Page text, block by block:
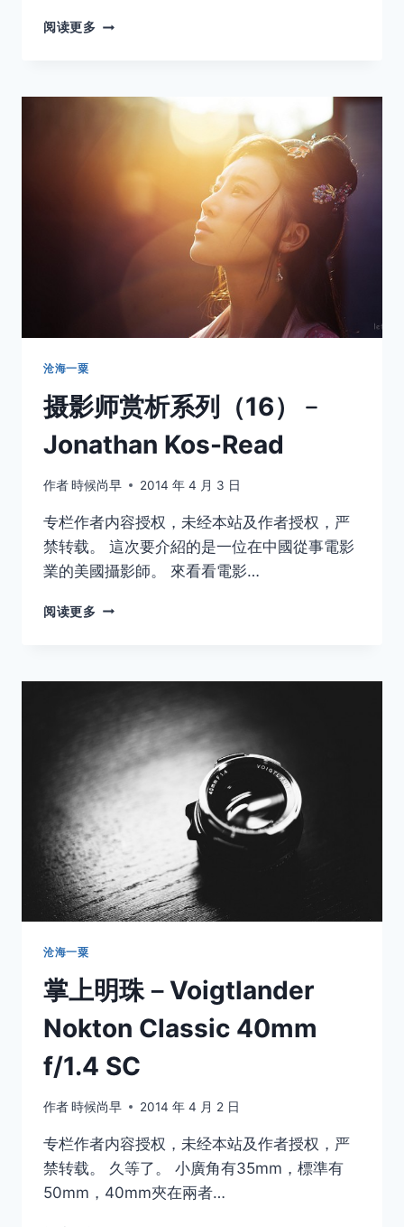
阅读更多 摄
析
OPAL
沧海一粟
摄影师赏析系列（16）﹣
Jonathan Kos-Read
作者時候尚早 2014 年 4 月 3 日
专栏作者内容授权，未经本站及作者授权，严
禁转载。 這次要介紹的是一位在中國從事電影
業的美國攝影師。 來看看電影…
阅读更多 摄
析
（16）
﹣
JONATHAN
KOS-
沧海一粟
掌上明珠－Voigtlander
Nokton Classic 40mm
f/1.4 SC
作者時候尚早 2014 年 4 月 2 日
专栏作者内容授权，未经本站及作者授权，严
禁转载。 久等了。 小廣角有35mm，標準有
50mm，40mm夾在兩者…